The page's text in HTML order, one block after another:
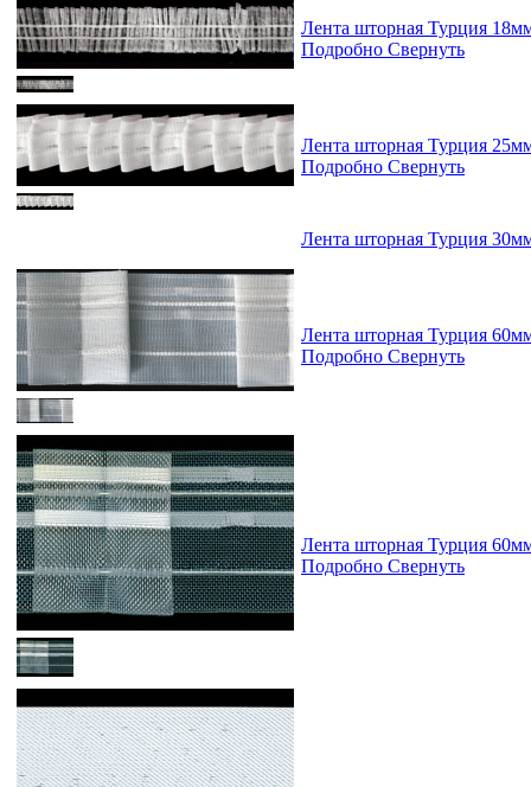
Лента шторная Турция
Подробно Свернуть
Лента шторная Турция
Подробно Свернуть
Лента шторная Турция
Лента шторная Турция
Подробно Свернуть
Лента шторная Турция
Подробно Свернуть